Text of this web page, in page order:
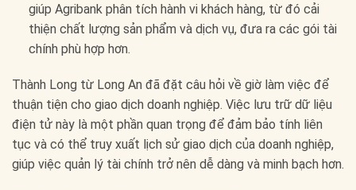
giúp Agribank phân tích hành vi khách hàng, từ đó cải
thiện chất lượng sản phẩm và dịch vụ, đưa ra các gói tài
chính phù hợp hơn.
Thành Long từ Long An đã đặt câu hỏi về giờ làm việc để
thuận tiện cho giao dịch doanh nghiệp. Việc lưu trữ dữ liệu
điện tử này là một phần quan trọng để đảm bảo tính liên
tục và có thể truy xuất lịch sử giao dịch của doanh nghiệp,
giúp việc quản lý tài chính trở nên dễ dàng và minh bạch hơn.